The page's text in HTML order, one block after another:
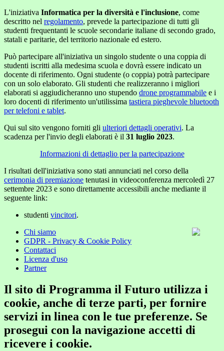
L'iniziativa Informatica per la diversità e l'inclusione, come
descritto nel regolamento, prevede la partecipazione di tutti gli
studenti frequentanti le scuole secondarie italiane di secondo grado,
statali e paritarie, del territorio nazionale ed estero.
Può partecipare all'iniziativa un singolo studente o una coppia di
studenti iscritti alla medesima scuola e dovrà essere indicato un
docente di riferimento. Ogni studente (o coppia) potrà partecipare
con un solo elaborato. Gli studenti che realizzeranno i migliori
elaborati si aggiudicheranno uno stupendo drone programmabile e i
loro docenti di riferimento un'utilissima tastiera pieghevole bluetooth
per telefoni e tablet.
Qui sul sito vengono forniti gli ulteriori dettagli operativi. La
scadenza per l'invio degli elaborati è il 31 luglio 2023.
Informazioni di dettaglio per la partecipazione
I risultati dell'iniziativa sono stati annunciati nel corso della
cerimonia di premiazione tenutasi in videoconferenza mercoledì 27
settembre 2023 e sono direttamente accessibili anche mediante il
seguente link:
studenti vincitori.
Chi siamo
GDPR - Privacy & Cookie Policy
Contattaci
Licenza d'uso
Partner
Il sito di Programma il Futuro utilizza i
cookie, anche di terze parti, per fornire
servizi in linea con le tue preferenze. Se
prosegui con la navigazione accetti di
ricevere i cookie.